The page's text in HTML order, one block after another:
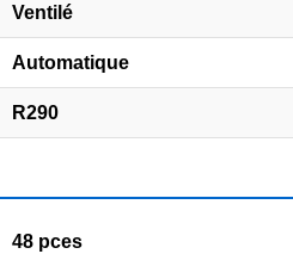
Ventilé
Automatique
R290
48 pces